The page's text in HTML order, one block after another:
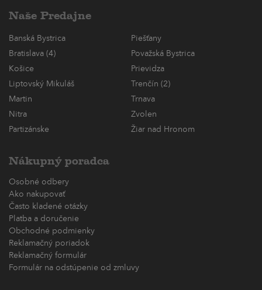
Naše Predajne
Banská Bystrica
Piešťany
Bratislava (4)
Považská Bystrica
Košice
Prievidza
Liptovský Mikuláš
Trenčín (2)
Martin
Trnava
Nitra
Zvolen
Partizánske
Žiar nad Hronom
Nákupný poradca
Osobné odbery
Ako nakupovať
Často kladené otázky
Platba a doručenie
Obchodné podmienky
Reklamačný poriadok
Reklamačný formulár
Formulár na odstúpenie od zmluvy